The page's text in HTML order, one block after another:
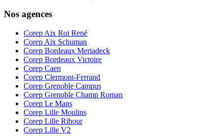
Nos agences
Corep Aix Roi René
Corep Aix Schuman
Corep Bordeaux Meriadeck
Corep Bordeaux Victoire
Corep Caen
Corep Clermont-Ferrand
Corep Grenoble Campus
Corep Grenoble Champ Roman
Corep Le Mans
Corep Lille Moulins
Corep Lille Rihour
Corep Lille V2